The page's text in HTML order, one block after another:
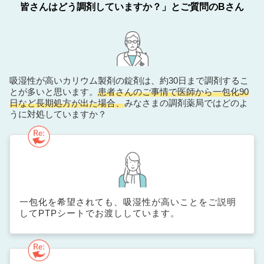
皆さんはどう調剤していますか？」とご質問のBさん
吸湿性が高いカリウム製剤の錠剤は、約30日まで調剤するこ
とが多いと思います。 患者さんのご事情で医師から一包化90
日など長期処方が出た場合、みなさまの調剤薬局ではどのよ
うに対処していますか？
一包化を希望されても、吸湿性が高いことをご説明
してPTPシートでお渡ししています。